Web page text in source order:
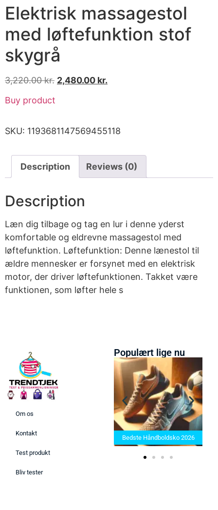
Elektrisk massagestol
med løftefunktion stof
skygrå
3,220.00kr. 2,480.00 kr.
Buy product
SKU: 1193681147569455118
Description Reviews (0)
Description
Læn dig tilbage og tag en lur i denne yderst
komfortable og eldrevne massagestol med
løftefunktion. Løftefunktion: Denne lænestol til
ældre mennesker er forsynet med en elektrisk
motor, der driver løftefunktionen. Takket være
funktionen, som løfter hele s
Om os
Kontakt
Test produkt
Bliv tester
Populært lige nu
Bedste Saunatæppe 2025 –
Find de bedste produkter her!
Bedste Håndboldsko 2026